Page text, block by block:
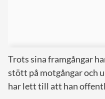
Trots sina framgångar
stött på motgångar och
har lett till att han